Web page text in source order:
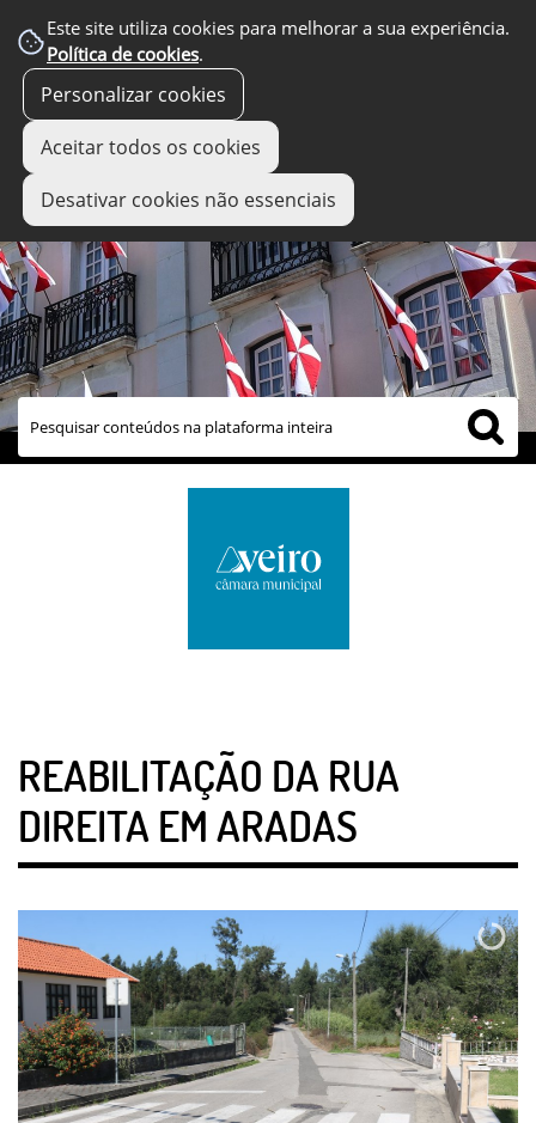
Este site utiliza cookies para melhorar a sua experiência.
Política de cookies.
Personalizar cookies
Aceitar todos os cookies
Desativar cookies não essenciais
links úteis
REABILITAÇÃO DA RUA
DIREITA EM ARADAS